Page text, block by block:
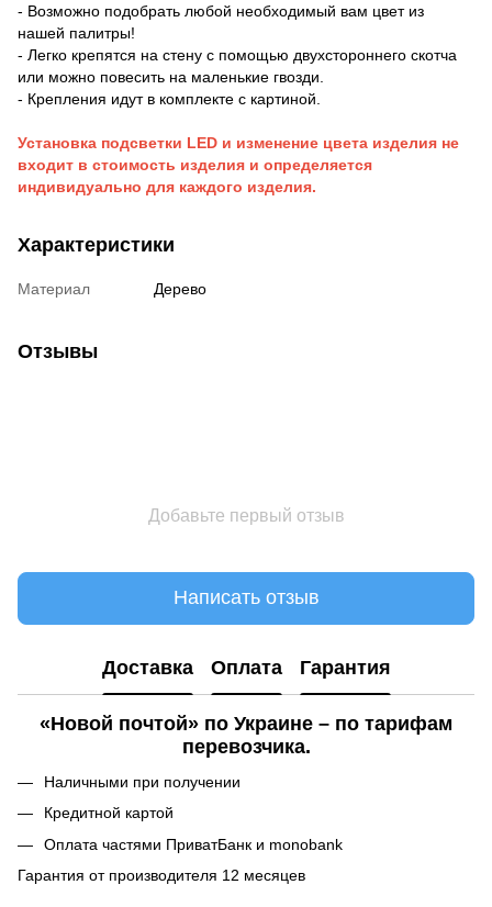
- Возможно подобрать любой необходимый вам цвет из
нашей палитры!
- Легко крепятся на стену с помощью двухстороннего скотча
или можно повесить на маленькие гвозди.
- Крепления идут в комплекте с картиной.
Установка подсветки LED и изменение цвета изделия не
входит в стоимость изделия и определяется
индивидуально для каждого изделия.
Характеристики
Материал Дерево
Отзывы
Добавьте первый отзыв
Написать отзыв
Доставка Оплата Гарантия
«Новой почтой» по Украине – по тарифам
перевозчика.
Наличными при получении
Кредитной картой
Оплата частями ПриватБанк и monobank
Гарантия от производителя 12 месяцев